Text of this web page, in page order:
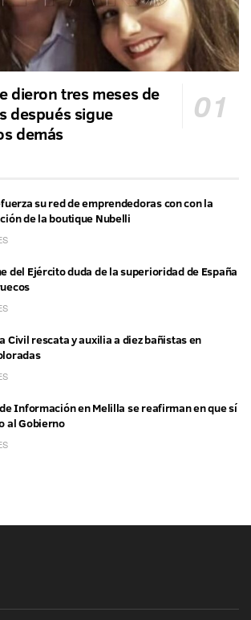
dieron tres meses de
después sigue
demás
su red de emprendedoras con con la
de la boutique Nubelli
del Ejército duda de la superioridad de España
Civil rescata y auxilia a diez bañistas en
Información en Melilla se reafirman en que sí
al Gobierno